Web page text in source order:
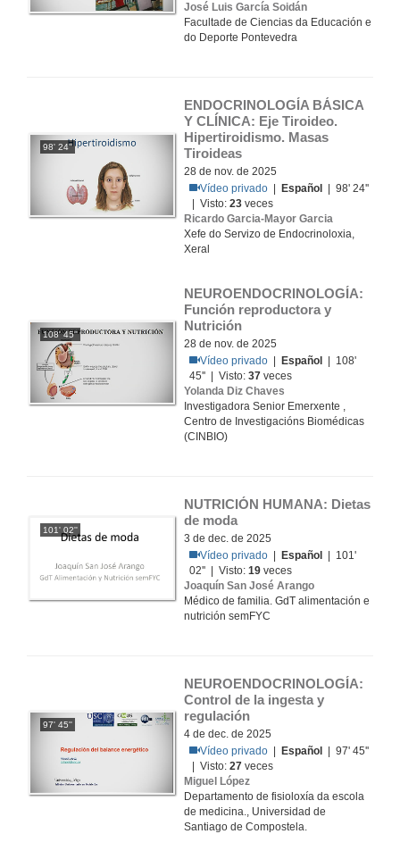
José Luis García Soidán
Facultade de Ciencias da Educación e
do Deporte Pontevedra
98' 24''
ENDOCRINOLOGÍA BÁSICA
Y CLÍNICA: Eje Tiroideo.
Hipertiroidismo. Masas
Tiroideas
28 de nov. de 2025
Vídeo privado
Español
| 98' 24''
| Visto:23 veces
Ricardo Garcia-Mayor Garcia
Xefe do Servizo de Endocrinoloxia,
Xeral
108' 45''
NEUROENDOCRINOLOGÍA:
Función reproductora y
Nutrición
28 de nov. de 2025
Vídeo privado
Español
| 108'
45'' | Visto:37 veces
Yolanda Diz Chaves
Investigadora Senior Emerxente ,
Centro de Investigacións Biomédicas
(CINBIO)
101' 02''
NUTRICIÓN HUMANA: Dietas
de moda
3 de dec. de 2025
Vídeo privado
Español
| 101'
02'' | Visto:19 veces
Joaquín San José Arango
Médico de familia. GdT alimentación e
nutrición semFYC
97' 45''
NEUROENDOCRINOLOGÍA:
Control de la ingesta y
regulación
4 de dec. de 2025
Vídeo privado
Español
| 97' 45''
| Visto:27 veces
Miguel López
Departamento de fisioloxía da escola
de medicina., Universidad de
Santiago de Compostela.